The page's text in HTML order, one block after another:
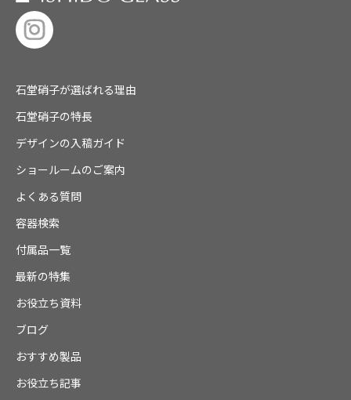
石堂硝子が選ばれる理由
石堂硝子の特長
デザインの入稿ガイド
ショールームのご案内
よくある質問
容器検索
付属品一覧
最新の特集
お役立ち資料
ブログ
おすすめ製品
お役立ち記事